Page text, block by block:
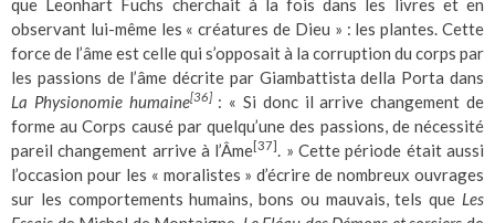
que Leonhart Fuchs cherchait à la fois dans les livres et en
observant lui-même les « créatures de Dieu » : les plantes. Cette
force de l’âme est celle qui s’opposait à la corruption du corps par
les passions de l’âme décrite par Giambattista della Porta dans
La Physionomie humaine[36]: « Si donc il arrive changement de
forme au Corps causé par quelqu’une des passions, de nécessité
pareil changement arrive à l’Âme[37]. » Cette période était aussi
l’occasion pour les « moralistes » d’écrire de nombreux ouvrages
sur les comportements humains, bons ou mauvais, tels que Les